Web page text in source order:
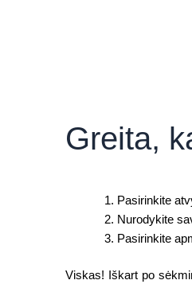
Greita,
Pasirinkite
Nurodykite
Pasirinkite
Viskas! Iškart po